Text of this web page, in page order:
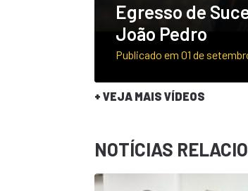
Egresso de
João Pedro
Publicado em 01 de
+ VEJA MAIS VÍDEOS
NOTÍCIAS